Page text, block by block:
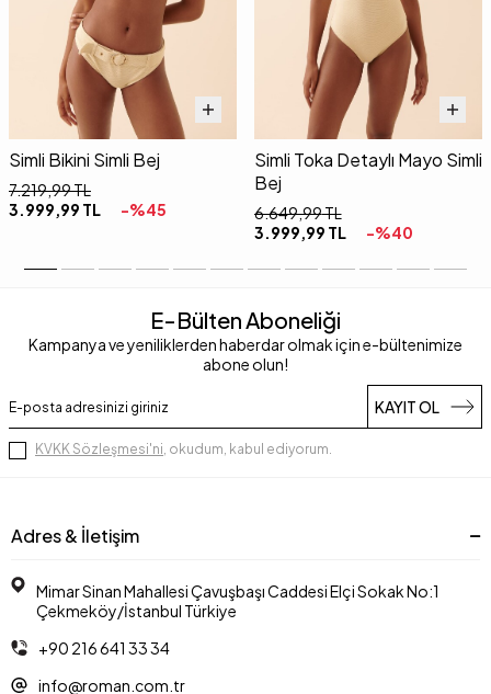
Simli Bikini Simli Bej
7.219,99TL
3.999,99 TL -%45
Simli Toka Detaylı Mayo Simli
Bej
6.649,99TL
3.999,99 TL -%40
E-Bülten Aboneliği
Kampanya ve yeniliklerden haberdar olmak için e-bültenimize
abone olun!
KAYIT OL
KVKK Sözleşmesi'ni, okudum, kabul ediyorum.
Adres & İletişim
Mimar Sinan Mahallesi Çavuşbaşı Caddesi Elçi Sokak No:1
Çekmeköy/İstanbul Türkiye
+90 216 641 33 34
info@roman.com.tr